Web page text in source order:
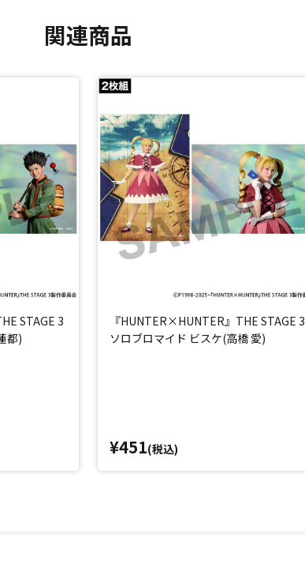
関連商品
STAGE 3
都)
『HUNTER×HUNTER』THE STAGE 3
ソロブロマイド ビスケ(高橋 愛)
¥451(税込)